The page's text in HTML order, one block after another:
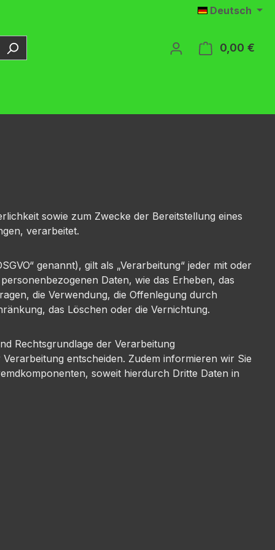
Deutsch
0,00 €
sowie zum Zwecke der Bereitstellung eines
verarbeitet.
genannt), gilt als „Verarbeitung“ jeder mit oder
Daten, wie das Erheben, das
die Verwendung, die Offenlegung durch
das Löschen oder die Vernichtung.
Rechtsgrundlage der Verarbeitung
entscheiden. Zudem informieren wir Sie
soweit hierdurch Dritte Daten in